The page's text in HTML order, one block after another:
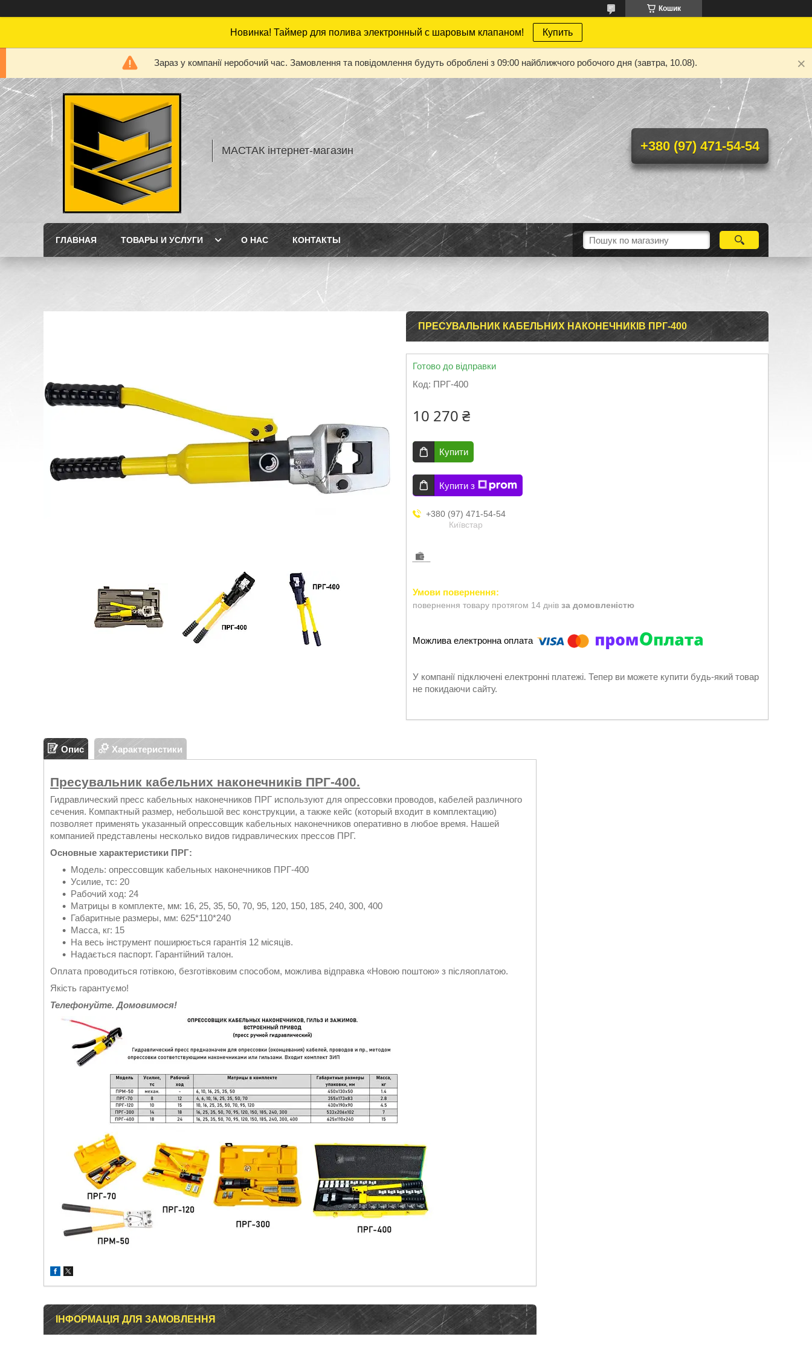
Кошик
Новинка! Таймер для полива электронный с шаровым клапаном! Купить
Зараз у компанії неробочий час. Замовлення та повідомлення будуть оброблені з 09:00 найближчого робочого дня (завтра, 10.08).
МАСТАК інтернет-магазин +380 (97) 471-54-54
ГЛАВНАЯ ТОВАРЫ И УСЛУГИ О НАС КОНТАКТЫ
ПРЕСУВАЛЬНИК КАБЕЛЬНИХ НАКОНЕЧНИКІВ ПРГ-400
Готово до відправки
Код: ПРГ-400
10 270 ₴
Купити
Купити з
+380 (97) 471-54-54
Київстар
повернення товару протягом 14 днів за домовленістю
У компанії підключені електронні платежі. Тепер ви можете купити будь-який товар
не покидаючи сайту.
Опис Характеристики
Пресувальник кабельних наконечників ПРГ-400.
Гидравлический пресс кабельных наконечников ПРГ используют для опрессовки проводов, кабелей различного
сечения. Компактный размер, небольшой вес конструкции, а также кейс (который входит в комплектацию)
позволяет применять указанный опрессовщик кабельных наконечников оперативно в любое время. Нашей
компанией представлены несколько видов гидравлических прессов ПРГ.
Основные характеристики ПРГ:
Модель: опрессовщик кабельных наконечников ПРГ-400
Усилие, тс: 20
Рабочий ход: 24
Матрицы в комплекте, мм: 16, 25, 35, 50, 70, 95, 120, 150, 185, 240, 300, 400
Габаритные размеры, мм: 625*110*240
Масса, кг: 15
На весь інструмент поширюється гарантія 12 місяців.
Надається паспорт. Гарантійний талон.
Оплата проводиться готівкою, безготівковим способом, можлива відправка «Новою поштою» з післяоплатою.
Якість гарантуємо!
Телефонуйте. Домовимося!
ІНФОРМАЦІЯ ДЛЯ ЗАМОВЛЕННЯ